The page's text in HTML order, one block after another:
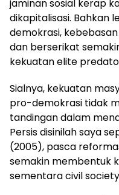
jaminan sosial kerap
dikapitalisasi. Bahkan
demokrasi,
dan berserikat
kekuatan elite
Sialnya, kekuatan
pro-demokrasi tidak
tandingan dalam
Persis disinilah saya
(2005), pasca
semakin membentuk
sementara civil